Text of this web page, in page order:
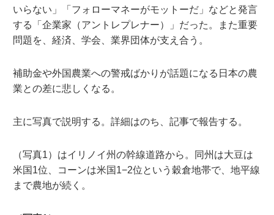
いらない」「フォローマネーがモットーだ」などと発言
する「企業家（アントレプレナー）」だった。また重要
問題を、経済、学会、業界団体が支え合う。
補助金や外国農業への警戒ばかりが話題になる日本の農
業との差に悲しくなる。
主に写真で説明する。詳細はのち、記事で報告する。
（写真1）はイリノイ州の幹線道路から。同州は大豆は
米国1位、コーンは米国1−2位という穀倉地帯で、地平線
まで農地が続く。